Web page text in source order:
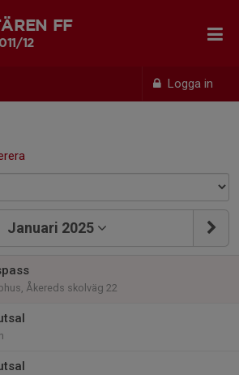
Logga in
FF
12
Januari 2025
Åkereds skolväg 22